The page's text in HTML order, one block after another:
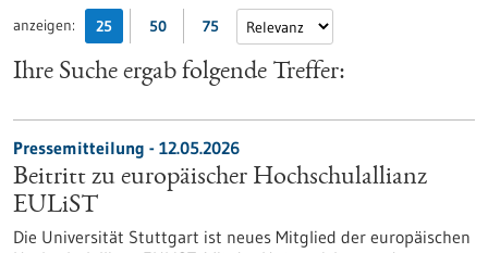
anzeigen: 25 50 75
Ihre Suche ergab folgende Treffer:
Pressemitteilung - 12.05.2026
Beitritt zu europäischer Hochschulallianz
EULiST
Die Universität Stuttgart ist neues Mitglied der europäischen